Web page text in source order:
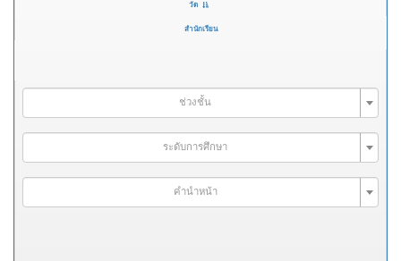
วัด
สำนักเรียน
ช่วงชั้น
ระดับการศึกษา
คำนำหน้า